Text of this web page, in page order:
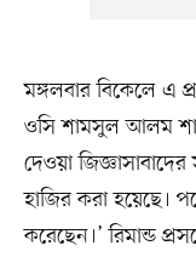
মঙ্গলবার বিকেলে এ
ওসি শামসুল আলম
দেওয়া
হাজির করা হয়েছে।
করেছেন।’ রিমান্ড